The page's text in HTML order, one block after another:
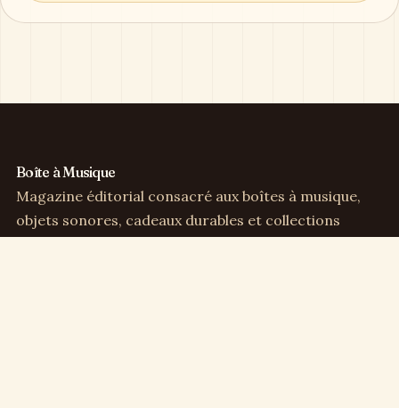
Boîte à Musique
Magazine éditorial consacré aux boîtes à musique,
objets sonores, cadeaux durables et collections